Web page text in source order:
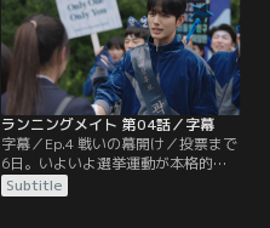
ていた。選挙戦の構図が少しずつ明
らかになっていく中、セフンの胸中
にも迷いが生まれ始める。
ランニングメイト 第04話／字幕
字幕／Ep.4 戦いの幕開け／投票まで
6日。いよいよ選挙運動が本格的に
始まる。サンヒョン陣営は「オンリ
ーワン」を掲げ、校内の備品を新製
Subtitle